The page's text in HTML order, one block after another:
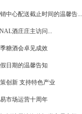
中心配送截止时间的温馨告...
酒庄庄主访问...
糖酒会卓见成效
日期的温馨告知
创新 支持特色产业
市场运营十周年